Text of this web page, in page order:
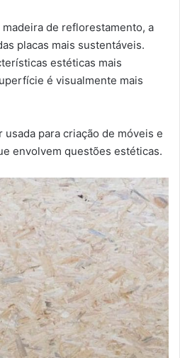
de reflorestamento, a
placas mais sustentáveis.
estéticas mais
é visualmente mais
usada para criação de móveis e
envolvem questões estéticas.